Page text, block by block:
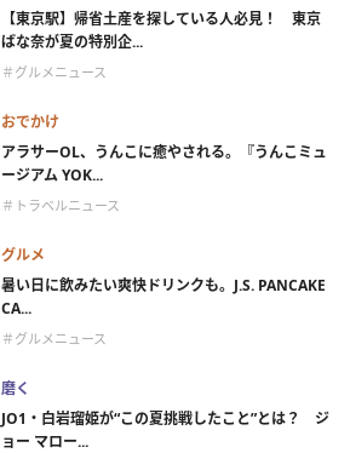
【東京駅】帰省土産を探している人必見！ 東京
ばな奈が夏の特別企...
＃グルメニュース
おでかけ
アラサーOL、うんこに癒やされる。『うんこミュ
ージアム YOK...
＃トラベルニュース
グルメ
暑い日に飲みたい爽快ドリンクも。J.S. PANCAKE
CA...
＃グルメニュース
磨く
JO1・白岩瑠姫が“この夏挑戦したこと”とは？ ジ
ョー マロー...